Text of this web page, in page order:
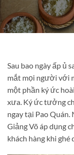
Sau bao ngày ấp ủ
mắt mọi người với
một phần ký ức
xưa. Ký ức tưởng
ngay tại Pao Quán.
Giảng Võ áp dụng
khách hàng khi